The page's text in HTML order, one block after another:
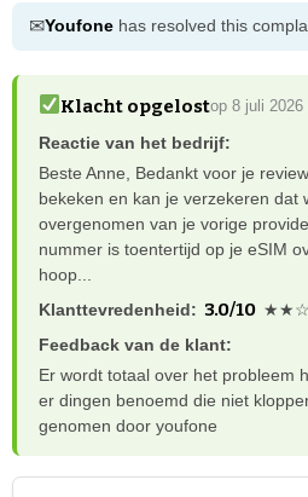
✉Youfone has resolved this
Klacht opgelostop 8 juli 2026
Reactie van het bedrijf:
Beste Anne, Bedankt voor je
bekeken en kan je verzekeren dat
overgenomen van je vorige
nummer is toentertijd op je eSIM
hoop...
Klanttevredenheid: 3.0/10
Feedback van de klant:
Er wordt totaal over het probleem
er dingen benoemd die niet
genomen door youfone